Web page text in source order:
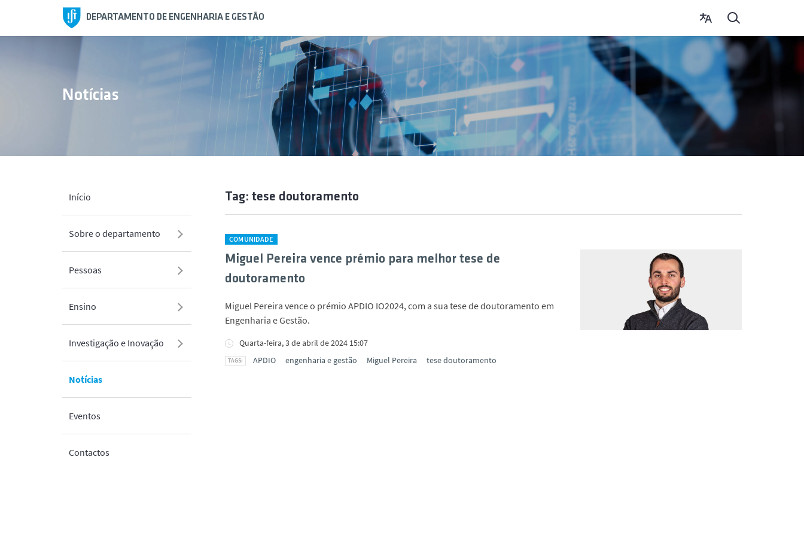
DEPARTAMENTO DE ENGENHARIA E GESTÃO
Início
Sobre o departamento
Pessoas
Ensino
Investigação e Inovação
Notícias
Eventos
Contactos
Notícias
Tag: tese doutoramento
COMUNIDADE
Miguel Pereira vence prémio para melhor tese de
doutoramento
Quarta-feira, 3 de abril de 2024 15:07
APDIO
engenharia e gestão Miguel Pereira tese doutoramento
Miguel Pereira vence o prémio APDIO IO2024, com a sua tese de doutoramento em
Engenharia e Gestão.